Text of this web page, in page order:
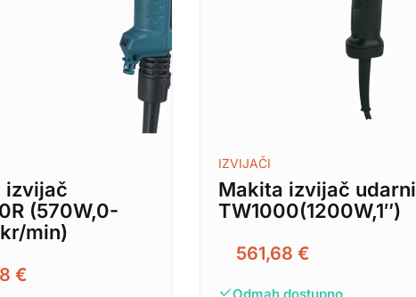
izvijač
(570W,0-
min)
€
IZVIJAČI
Makita izvijač udarni
TW1000(1200W,1″)
561,68 €